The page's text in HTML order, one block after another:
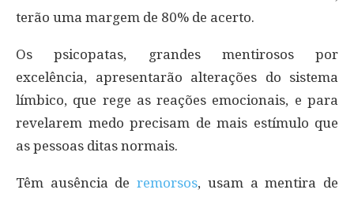
terão uma margem de 80% de acerto.
Os psicopatas, grandes mentirosos por
excelência, apresentarão alterações do sistema
límbico, que rege as reações emocionais, e para
revelarem medo precisam de mais estímulo que
as pessoas ditas normais.
Têm ausência deremorsos, usam a mentira de